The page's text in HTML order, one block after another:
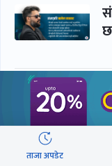
ताजा अपडेट